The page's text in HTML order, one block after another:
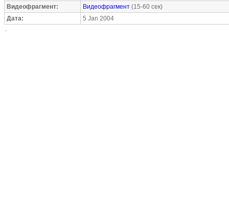
Видеофрагмент:
Видеофрагмент (15-60 сек)
Дата:
5 Jan 2004